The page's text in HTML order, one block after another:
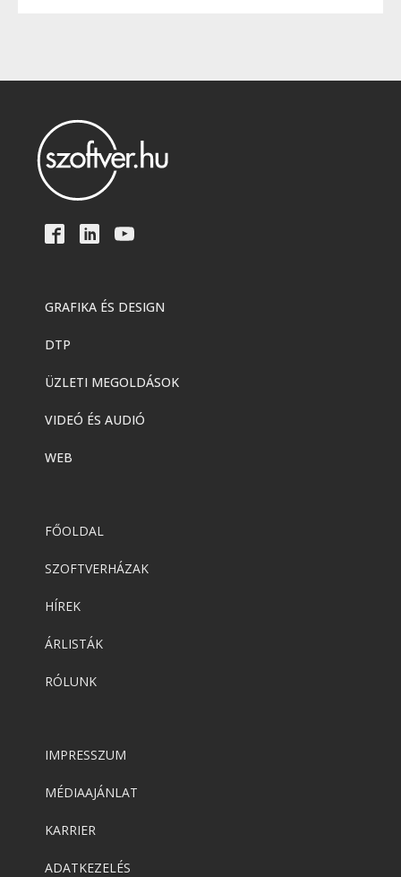
GRAFIKA ÉS DESIGN
DTP
ÜZLETI MEGOLDÁSOK
VIDEÓ ÉS AUDIÓ
WEB
FŐOLDAL
SZOFTVERHÁZAK
HÍREK
ÁRLISTÁK
RÓLUNK
IMPRESSZUM
MÉDIAAJÁNLAT
KARRIER
ADATKEZELÉS